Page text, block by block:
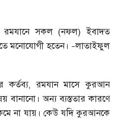
রমযানে সকল (নফল) ইবাদত
মনোযোগী হতেন। –লাতাইফুল
কর্তব্য,রমযান মাসে কুরআন
বানানো। অন্য ব্যস্ততার কারণে
না যায়। কেউ যদি কুরআনকে